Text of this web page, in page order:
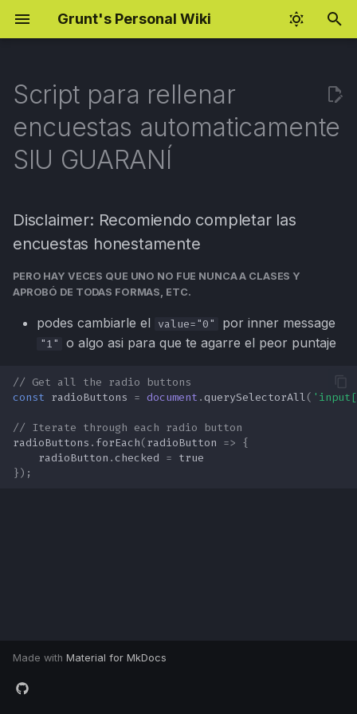
Grunt's Personal Wiki
c
i
l
z
o
b
Fundamentos de
explotación
CVE-2026-42980 WMI
CVE-2026-42980 WMI
Underflow (ES)
OSCP Preparation
Windows Hacking
Havoc C2 101
Scripts & Exploits
DNS Spoofing
Cloud Hacking
AWS Enumeration
AppSec KPI & Metrics
BSCP Preparation
BSCP Practitioner Labs
eJPT Notes
Rust Programming
Rust: Closures
AI for Red Teaming
Naive Bayes
Apuntes universitarios
Android Pentesting Setup
BurpSuite Regex
Cheatsheet
Gaming Settings
XSS Payloads
Script para rellenar
encuestas automaticamente
SIU GUARANÍ
Disclaimer: Recomiendo completar las
encuestas honestamente
PERO HAY VECES QUE UNO NO FUE NUNCA A CLASES Y
APROBÓ DE TODAS FORMAS, ETC.
podes cambiarle el value="0" por inner message
"1" o algo asi para que te agarre el peor puntaje
// Get all the radio buttons
const radioButtons = document .querySelectorAll(
// Iterate through each radio button
radioButtons . forEach(radioButton => {
radioButton .checked = true
});
Made with Material for MkDocs